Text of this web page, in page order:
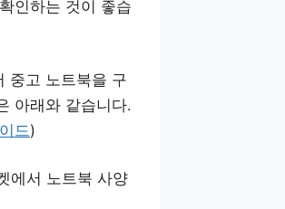
인하는 것이 좋습
중고 노트북을 구
아래와 같습니다.
드)
에서 노트북 사양